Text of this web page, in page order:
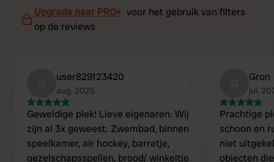
Upgrade naar PRO+ voor het gebruik van filters
op de reviews
user829123420
aug. 2025
Geweldige plek! Lieve eigenaren. Wij
zijn al 3x geweest. Zwembad, binnen
speelkamer, air hockey, barretje,
gezelschapsspellen, brood/ winkeltje
Gron
jul.
Prachtige
schoon en
niet
objecten